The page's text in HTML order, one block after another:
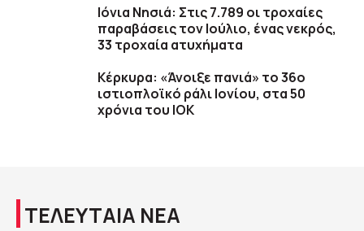
Ιόνια Νησιά: Στις 7.789 οι τροχαίες
παραβάσεις τον Ιούλιο, ένας νεκρός,
33 τροχαία ατυχήματα
Κέρκυρα: «Άνοιξε πανιά» το 36ο
ιστιοπλοϊκό ράλι Ιονίου, στα 50
χρόνια του ΙΟΚ
ΤΕΛΕΥΤΑΙΑ ΝΕΑ